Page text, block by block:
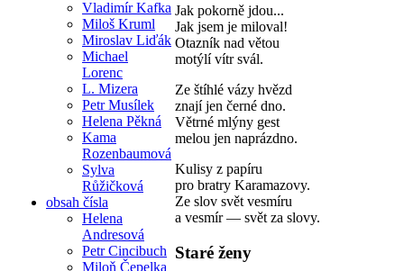
Vladimír Kafka
Miloš Kruml
Miroslav Liďák
Michael
Lorenc
L. Mizera
Petr Musílek
Helena Pěkná
Kama
Rozenbaumová
Sylva
Růžičková
obsah čísla
Helena
Andresová
Petr Cincibuch
Miloň Čepelka
Jak pokorně jdou...
Jak jsem je miloval!
Otazník nad větou
motýlí vítr svál.
Ze štíhlé vázy hvězd
znají jen černé dno.
Větrné mlýny gest
melou jen naprázdno.
Kulisy z papíru
pro bratry Karamazovy.
Ze slov svět vesmíru
a vesmír — svět za slovy.
Staré ženy